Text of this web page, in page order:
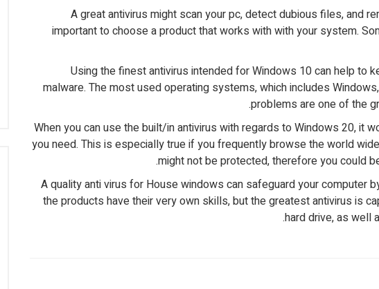
A great antivirus might scan your pc, detect dubious files, and
important to choose a product that works with with your system.
Using the finest antivirus intended for Windows 10 can help to
malware. The most used operating systems, which includes
problems are one of the
When you can use the built/in antivirus with regards to Windows 20, it
you need. This is especially true if you frequently browse the world
might not be protected, therefore you could
A quality anti virus for House windows can safeguard your computer
the products have their very own skills, but the greatest antivirus is
hard drive, as well